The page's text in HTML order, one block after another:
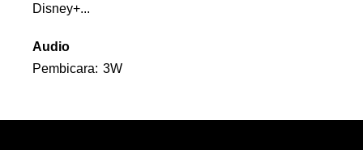
Disney+...
Audio
Pembicara: 3W